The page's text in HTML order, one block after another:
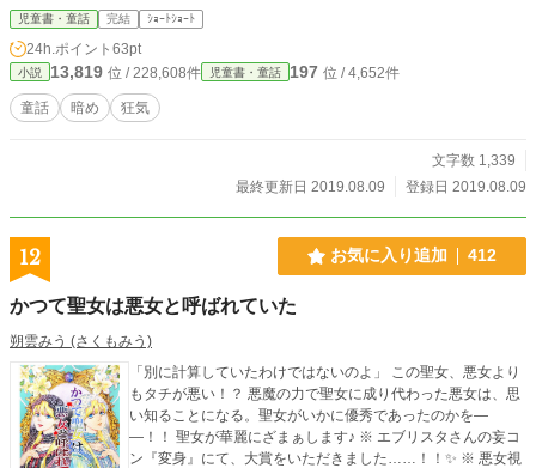
タジーだということに相変わらず違和感凄いのでこっちにしたけど……これ、悪
質かねぇ？ カテ変わってたり消えてたら察して下さい。なんで自分こんなにで
すます調ファンタジー駄目なんだろう？ それでもですます調やめるくらいなら
カテゴリの方諦めるけど。 そして無意味に名前がついてる主人公。いやタイ
トルから出来た話なもので。けどそもそもなんでこんなタイトル浮かんだんだ？
なんかユリウスって名前の絵に関係するキャラの話でも読んでたのか？ その
事情で出すべきか否か微妙なので棚上げしてたのとか自サイトの方に上げるべき
児童書・童話 完結 ｼｮｰﾄｼｮｰﾄ
24h.ポイント 63pt
小説 13,819 位 / 228,608件 児童書・童話 197 位 / 4,652件
童話 暗め 狂気
文字数 1,339
最終更新日 2019.08.09
登録日 2019.08.09
12 お気に入り追加 412
かつて聖女は悪女と呼ばれていた
朔雲みう (さくもみう)
「別に計算していたわけではないのよ」 この聖女、悪女より
もタチが悪い！？ 悪魔の力で聖女に成り代わった悪女は、思
い知ることになる。聖女がいかに優秀であったのかを―
―！！ 聖女が華麗にざまぁします♪ ※ エブリスタさんの妄コ
ン『変身』にて、大賞をいただきました……！！✨ ※ 悪女視